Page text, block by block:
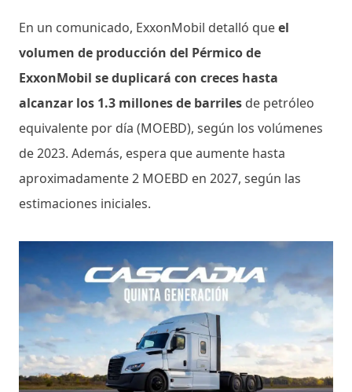
En un comunicado, ExxonMobil detalló queel
volumen de producción del Pérmico de
ExxonMobil se duplicará con creces hasta
alcanzar los 1.3 millones de barriles de petróleo
equivalente por día (MOEBD), según los volúmenes
de 2023. Además, espera que aumente hasta
aproximadamente 2 MOEBD en 2027, según las
estimaciones iniciales.